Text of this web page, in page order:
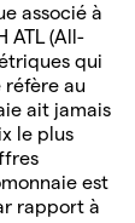
associé à
ATL (All-
qui
réfère au
ait jamais
le plus
est
rapport à